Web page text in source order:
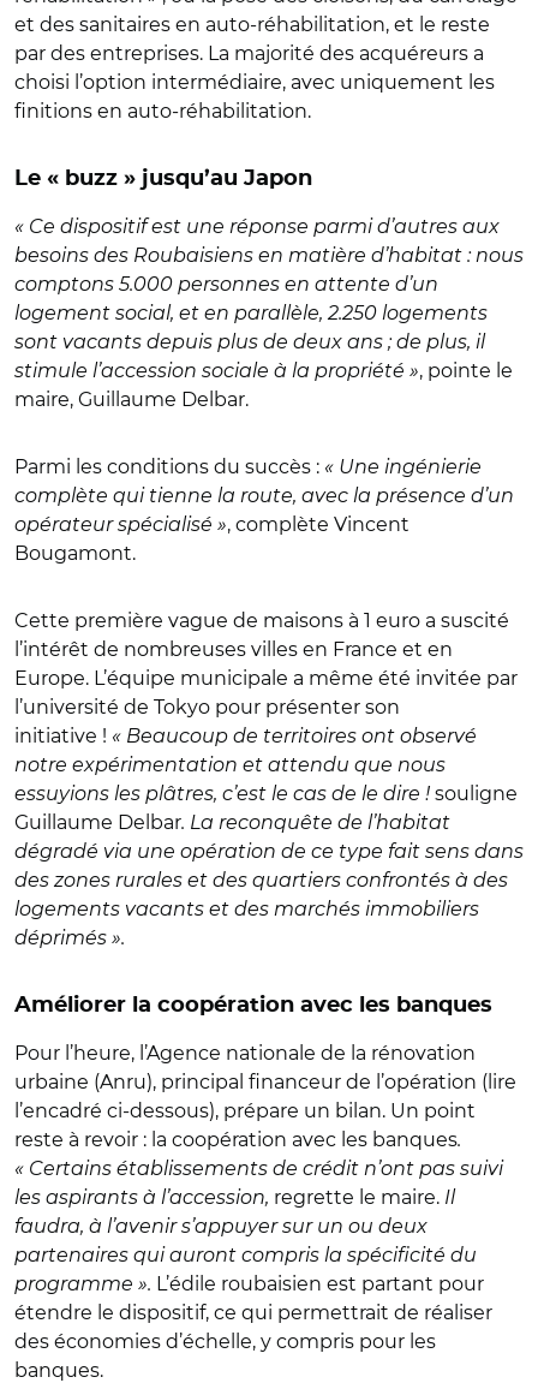
et des sanitaires en auto-réhabilitation, et le reste
par des entreprises. La majorité des acquéreurs a
choisi l’option intermédiaire, avec uniquement les
finitions en auto-réhabilitation.
Le « buzz » jusqu’au Japon
« Ce dispositif est une réponse parmi d’autres aux
besoins des Roubaisiens en matière d’habitat : nous
comptons 5.000 personnes en attente d’un
logement social, et en parallèle, 2.250 logements
sont vacants depuis plus de deux ans ; de plus, il
stimule l’accession sociale à la propriété », pointe le
maire, Guillaume Delbar.
Parmi les conditions du succès : « Une ingénierie
complète qui tienne la route, avec la présence d’un
opérateur spécialisé », complète Vincent
Bougamont.
Cette première vague de maisons à 1 euro a suscité
l’intérêt de nombreuses villes en France et en
Europe. L’équipe municipale a même été invitée par
l’université de Tokyo pour présenter son
initiative ! « Beaucoup de territoires ont observé
notre expérimentation et attendu que nous
essuyions les plâtres, c’est le cas de le dire ! souligne
Guillaume Delbar. La reconquête de l’habitat
dégradé via une opération de ce type fait sens dans
des zones rurales et des quartiers confrontés à des
logements vacants et des marchés immobiliers
déprimés ».
Améliorer la coopération avec les banques
Pour l’heure, l’Agence nationale de la rénovation
urbaine (Anru), principal financeur de l’opération (lire
l’encadré ci-dessous), prépare un bilan. Un point
reste à revoir : la coopération avec les banques.
« Certains établissements de crédit n’ont pas suivi
les aspirants à l’accession, regrette le maire. Il
faudra, à l’avenir s’appuyer sur un ou deux
partenaires qui auront compris la spécificité du
programme ». L’édile roubaisien est partant pour
étendre le dispositif, ce qui permettrait de réaliser
des économies d’échelle, y compris pour les
banques.